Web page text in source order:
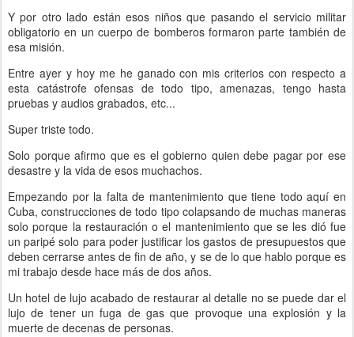
Y por otro lado están esos niños que pasando el servicio militar
obligatorio en un cuerpo de bomberos formaron parte también de
esa misión.
Entre ayer y hoy me he ganado con mis criterios con respecto a
esta catástrofe ofensas de todo tipo, amenazas, tengo hasta
pruebas y audios grabados, etc...
Super triste todo.
Solo porque afirmo que es el gobierno quien debe pagar por ese
desastre y la vida de esos muchachos.
Empezando por la falta de mantenimiento que tiene todo aquí en
Cuba, construcciones de todo tipo colapsando de muchas maneras
solo porque la restauración o el mantenimiento que se les dió fue
un paripé solo para poder justificar los gastos de presupuestos que
deben cerrarse antes de fin de año, y se de lo que hablo porque es
mi trabajo desde hace más de dos años.
Un hotel de lujo acabado de restaurar al detalle no se puede dar el
lujo de tener un fuga de gas que provoque una explosión y la
muerte de decenas de personas.